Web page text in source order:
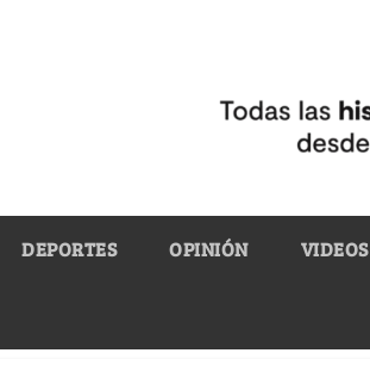
DEPORTES OPINIÓN VIDEOS